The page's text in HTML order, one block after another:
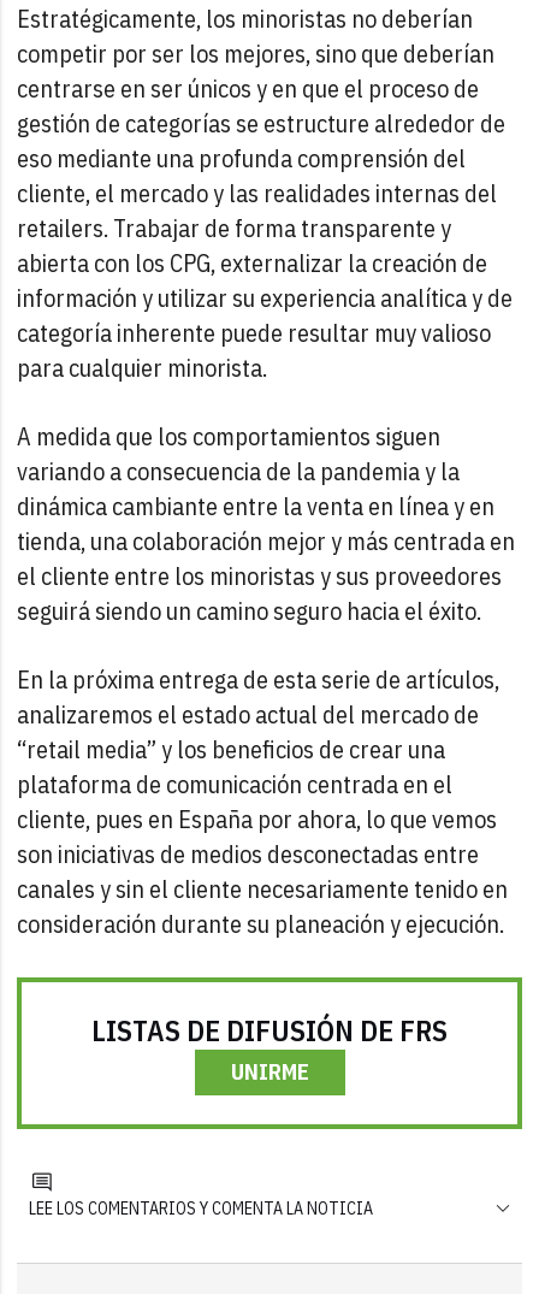
Estratégicamente, los minoristas no deberían
competir por ser los mejores, sino que deberían
centrarse en ser únicos y en que el proceso de
gestión de categorías se estructure alrededor de
eso mediante una profunda comprensión del
cliente, el mercado y las realidades internas del
retailers. Trabajar de forma transparente y
abierta con los CPG, externalizar la creación de
información y utilizar su experiencia analítica y de
categoría inherente puede resultar muy valioso
para cualquier minorista.
A medida que los comportamientos siguen
variando a consecuencia de la pandemia y la
dinámica cambiante entre la venta en línea y en
tienda, una colaboración mejor y más centrada en
el cliente entre los minoristas y sus proveedores
seguirá siendo un camino seguro hacia el éxito.
En la próxima entrega de esta serie de artículos,
analizaremos el estado actual del mercado de
“retail media” y los beneficios de crear una
plataforma de comunicación centrada en el
cliente, pues en España por ahora, lo que vemos
son iniciativas de medios desconectadas entre
canales y sin el cliente necesariamente tenido en
consideración durante su planeación y ejecución.
LISTAS DE DIFUSIÓN DE FRS
UNIRME
LEE LOS COMENTARIOS Y COMENTA LA NOTICIA